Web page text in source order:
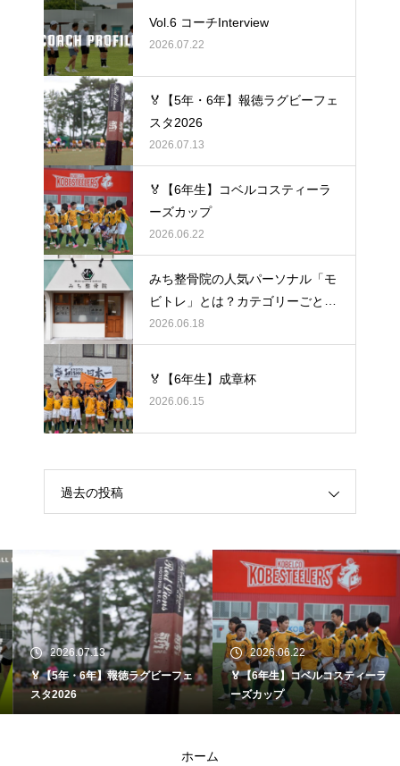
Vol.6 コーチInterview
2026.07.22
🏅【5年・6年】報徳ラグビーフェ
スタ2026
2026.07.13
🏅【6年生】コベルコスティーラ
ーズカップ
2026.06.22
みち整骨院の人気パーソナル「モ
ビトレ」とは？カテゴリーごとの
ラグビーの悩みをヒントに考え
る、身体のケア
2026.06.18
🏅【6年生】成章杯
2026.06.15
過去の投稿
2026.07.13
🏅【5年・6年】報徳ラグビーフェ
スタ2026
2026.06.22
🏅【6年生】コベルコスティーラ
ーズカップ
ホーム